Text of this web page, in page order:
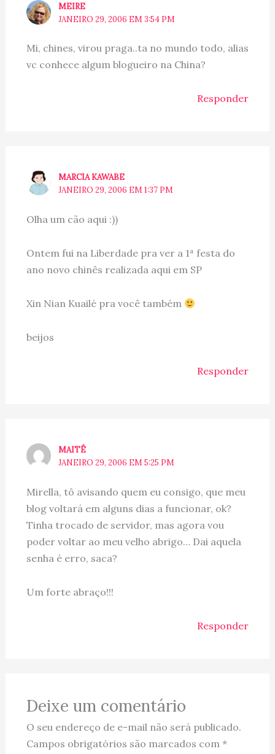
MEIRE
JANEIRO 29, 2006 EM 3:54 PM
Mi, chines, virou praga..ta no mundo todo, alias
vc conhece algum blogueiro na China?
Responder
MARCIA KAWABE
JANEIRO 29, 2006 EM 1:37 PM
Olha um cão aqui :))
Ontem fui na Liberdade pra ver a 1ª festa do
ano novo chinês realizada aqui em SP
Xin Nian Kuailé pra você também
beijos
Responder
MAITÊ
JANEIRO 29, 2006 EM 5:25 PM
Mirella, tô avisando quem eu consigo, que meu
blog voltará em alguns dias a funcionar, ok?
Tinha trocado de servidor, mas agora vou
poder voltar ao meu velho abrigo… Dai aquela
senha é erro, saca?
Um forte abraço!!!
Responder
Deixe um comentário
O seu endereço de e-mail não será publicado.
Campos obrigatórios são marcados com *